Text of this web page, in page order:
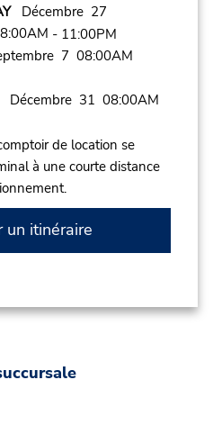
Décembre 27
- 11:00PM
7 08:00AM
31 08:00AM
de location se
à une courte distance
un itinéraire